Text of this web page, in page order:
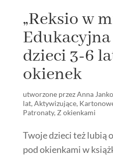
„Reksio w
dzieci 3-6
okienek
utworzone przezAnna
lat, Aktywizujące,
Patronaty, Z okienkami
Twoje dzieci też lubią
pod okienkami w